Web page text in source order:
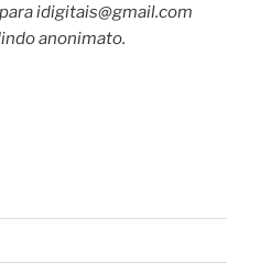
idigitais@gmail.com
anonimato.